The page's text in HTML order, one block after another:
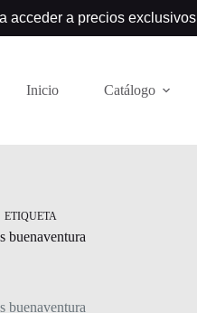
acceder a precios exclusivos
Inicio Catálogo
ETIQUETA
buenaventura
buenaventura